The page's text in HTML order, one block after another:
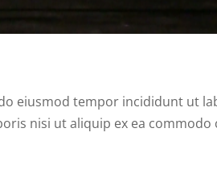
eiusmod tempor incididunt ut
nisi ut aliquip ex ea